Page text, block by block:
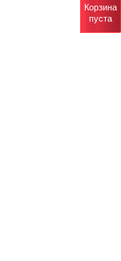
Корзина
пуста